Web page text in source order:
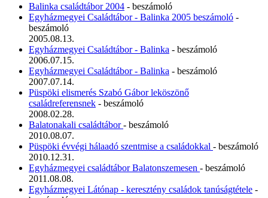
Balinka családtábor 2004 - beszámoló
Egyházmegyei Családtábor - Balinka 2005 beszámoló -
beszámoló
2005.08.13.
Egyházmegyei Családtábor - Balinka - beszámoló
2006.07.15.
Egyházmegyei Családtábor - Balinka - beszámoló
2007.07.14.
Püspöki elismerés Szabó Gábor leköszönő
családreferensnek - beszámoló
2008.02.28.
Balatonakali családtábor- beszámoló
2010.08.07.
Püspöki évvégi hálaadó szentmise a családokkal - beszámoló
2010.12.31.
Egyházmegyei családtábor Balatonszemesen - beszámoló
2011.08.08.
Egyházmegyei Látónap - keresztény családok tanúságtétele -